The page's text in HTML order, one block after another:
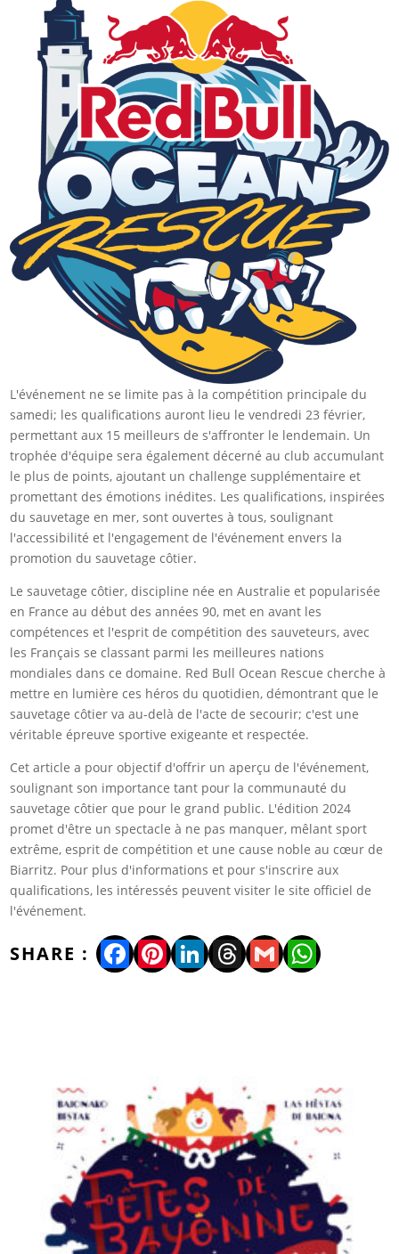
L'événement ne se limite pas à la compétition principale du
samedi; les qualifications auront lieu le vendredi 23 février,
permettant aux 15 meilleurs de s'affronter le lendemain. Un
trophée d'équipe sera également décerné au club accumulant
le plus de points, ajoutant un challenge supplémentaire et
promettant des émotions inédites. Les qualifications, inspirées
du sauvetage en mer, sont ouvertes à tous, soulignant
l'accessibilité et l'engagement de l'événement envers la
promotion du sauvetage côtier.
Le sauvetage côtier, discipline née en Australie et popularisée
en France au début des années 90, met en avant les
compétences et l'esprit de compétition des sauveteurs, avec
les Français se classant parmi les meilleures nations
mondiales dans ce domaine. Red Bull Ocean Rescue cherche à
mettre en lumière ces héros du quotidien, démontrant que le
sauvetage côtier va au-delà de l'acte de secourir; c'est une
véritable épreuve sportive exigeante et respectée.
Cet article a pour objectif d'offrir un aperçu de l'événement,
soulignant son importance tant pour la communauté du
sauvetage côtier que pour le grand public. L'édition 2024
promet d'être un spectacle à ne pas manquer, mêlant sport
extrême, esprit de compétition et une cause noble au cœur de
Biarritz. Pour plus d'informations et pour s'inscrire aux
qualifications, les intéressés peuvent visiter le site officiel de
l'événement.
Facebook
Pinterest
LinkedIn
Threads
Gmail